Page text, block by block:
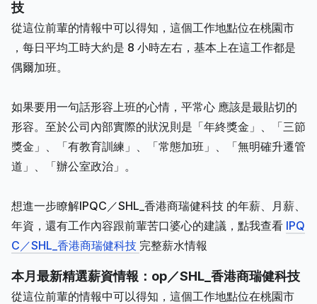
技
從這位前輩的情報中可以得知，這個工作地點位在桃園市
，每日平均工時大約是 8 小時左右，基本上在這工作都是
偶爾加班。
如果要用一句話形容上班的心情，平常心 應該是最貼切的
形容。至於公司內部實際的狀況則是「年終獎金」、「三節
獎金」、「有教育訓練」、「常態加班」、「無明確升遷管
道」、「辦公室政治」。
想進一步瞭解IPQC／SHL_香港商瑞健科技 的年薪、月薪、
年資，還有工作內容跟前輩苦口婆心的建議，點我查看 IPQ
C／SHL_香港商瑞健科技 完整薪水情報
本月最新精選薪資情報：op／SHL_香港商瑞健科技
從這位前輩的情報中可以得知，這個工作地點位在桃園市